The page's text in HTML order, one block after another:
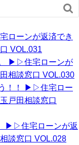

ローンが返済でき
VOL.031
。 ▶︎▷住宅ローンが
相談窓口 VOL.030
！！ ▶︎▷住宅ロー
戸田相談窓口
▶︎▷住宅ローンが返
談窓口 VOL.028